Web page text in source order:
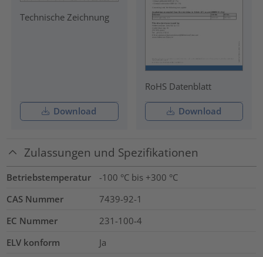
Technische Zeichnung
Download
RoHS Datenblatt
Download
Zulassungen und Spezifikationen
Betriebstemperatur
-100 °C bis +300 °C
CAS Nummer
7439-92-1
EC Nummer
231-100-4
ELV konform
Ja